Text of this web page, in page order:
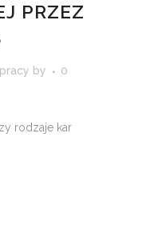
PRZEZ
by
0
rodzaje kar